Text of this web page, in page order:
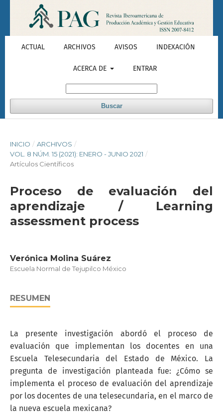
ACTUAL ARCHIVOS AVISOS INDEXACIÓN
ACERCA DE ENTRAR
Buscar
INICIO / ARCHIVOS /
VOL. 8 NÚM. 15 (2021): ENERO - JUNIO 2021 /
Artículos Científicos
Proceso de evaluación del
aprendizaje / Learning
assessment process
Verónica Molina Suárez
Escuela Normal de Tejupilco México
RESUMEN
La presente investigación abordó el proceso de
evaluación que implementan los docentes en una
Escuela Telesecundaria del Estado de México. La
pregunta de investigación planteada fue: ¿Cómo se
implementa el proceso de evaluación del aprendizaje
por los docentes de una telesecundaria, en el marco de
la nueva escuela mexicana?